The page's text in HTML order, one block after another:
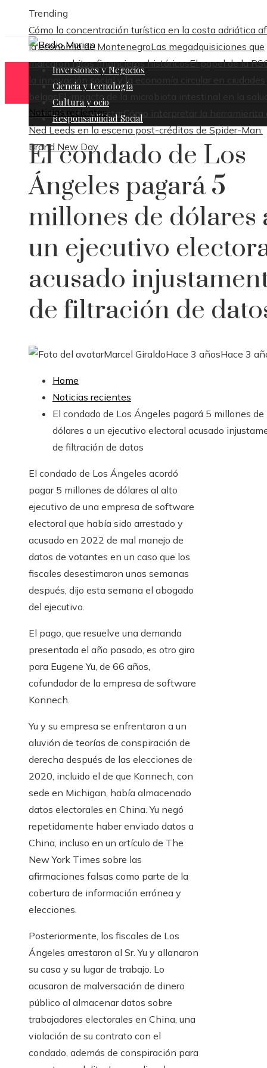
Trending
Cómo la concentración turística en la costa adriática
la economía de MontenegroLas megadquisiciones que
marcaron hitos financieros históricosEl papel de la
la innovación social y la economía circular en ciudades
belgasEl impacto de la microbiota intestinal en la
general y el bienestarCómo interpretar la herramienta
Ned Leeds en la escena post-créditos de Spider-Man:
Brand New Day
Inversiones y Negocios
Ciencia y tecnología
Cultura y ocio
Responsabilidad Social
Noticias recientes
El condado de Los
Ángeles pagará 5
millones de dólares
un ejecutivo
acusado
de filtración de
Marcel GiraldoHace 3 añosHace 3
Home
Noticias recientes
El condado de Los Ángeles pagará 5 millones de
dólares a un ejecutivo electoral acusado
de filtración de datos
El condado de Los Ángeles acordó
pagar 5 millones de dólares al alto
ejecutivo de una empresa de software
electoral que había sido arrestado y
acusado en 2022 de mal manejo de
datos de votantes en un caso que los
fiscales desestimaron unas semanas
después, dijo esta semana el abogado
del ejecutivo.
El pago, que resuelve una demanda
presentada el año pasado, es otro giro
para Eugene Yu, de 66 años,
cofundador de la empresa de software
Konnech.
Yu y su empresa se enfrentaron a un
aluvión de teorías de conspiración de
derecha después de las elecciones de
2020, incluido el de que Konnech, con
sede en Michigan, había almacenado
datos electorales en China. Yu negó
repetidamente haber enviado datos a
China, incluso en un artículo de The
New York Times sobre las
afirmaciones falsas como parte de la
cobertura de información errónea y
elecciones.
Posteriormente, los fiscales de Los
Ángeles arrestaron al Sr. Yu y allanaron
su casa y su lugar de trabajo. Lo
acusaron de malversación de dinero
público al almacenar datos sobre
trabajadores electorales en China, una
violación de su contrato con el
condado, además de conspiración para